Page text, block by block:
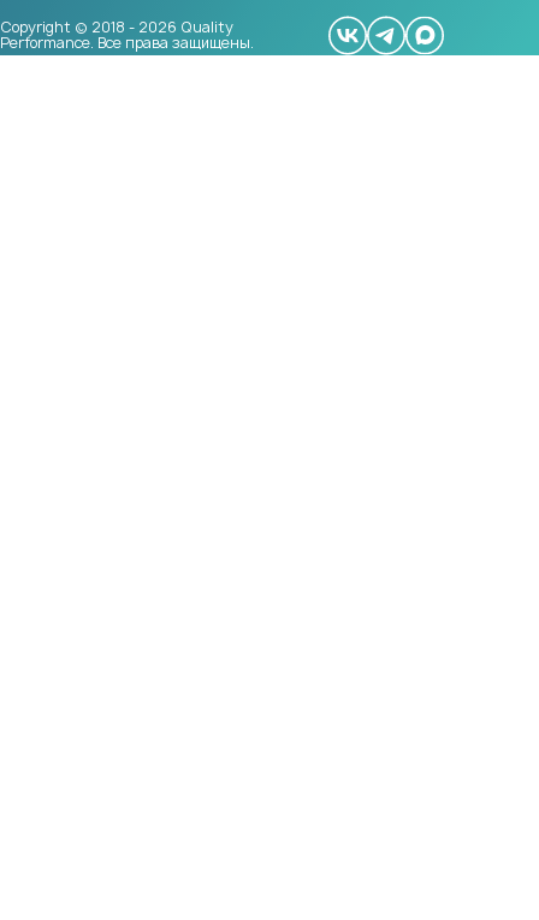
Copyright © 2018 - 2026 Quality
Performance. Все права защищены.